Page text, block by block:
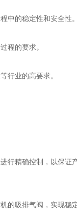
的稳定性和安全性。
程的要求。
行业的高要求。
精确控制，以保证
的吸排气阀，实现稳